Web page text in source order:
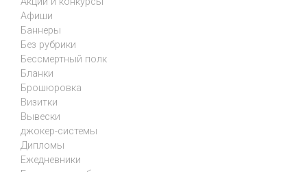
Афиши
Баннеры
Без рубрики
Бессмертный полк
Бланки
Брошюровка
Визитки
Вывески
джокер-системы
Дипломы
Ежедневники